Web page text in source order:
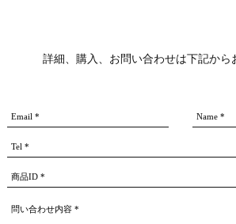
詳細、購入、お問い合わせは下記から